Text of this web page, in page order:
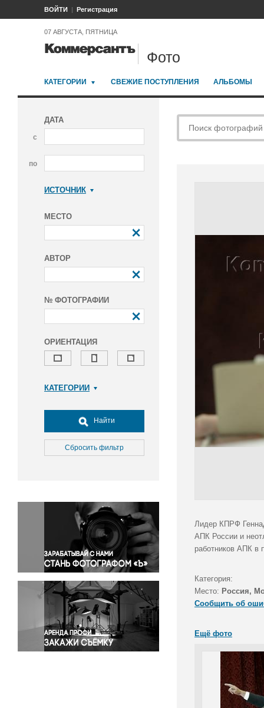
ВОЙТИ Регистрация
07 АВГУСТА, ПЯТНИЦА
Фото
КАТЕГОРИИ СВЕЖИЕ ПОСТУПЛЕНИЯ АЛЬБОМЫ
ДАТА
с
по
ИСТОЧНИК
МЕСТО
АВТОР
№ ФОТОГРАФИИ
ОРИЕНТАЦИЯ
КАТЕГОРИИ
Досуг, туризм и отдых
Культура
Медицина
Окружающая среда
Политика
Правосудие
Происшествия и конфликты
Религия
Светская жизнь
Спорт
Экология
Экономика и бизнес
Найти
Сбросить фильтр
Лидер КПРФ
АПК России и
работников АПК в
Категория:
Место: Россия,
Сообщить об
Ещё фото